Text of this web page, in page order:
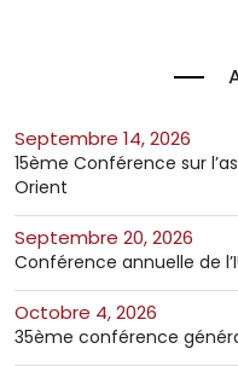
septembre 14, 2026
15ème Conférence sur
Orient
septembre 20, 2026
Conférence annuelle de
octobre 4, 2026
35ème conférence